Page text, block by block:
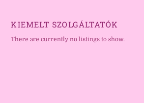
KIEMELT SZOLGÁLTATÓK
There are currently no listings to show.